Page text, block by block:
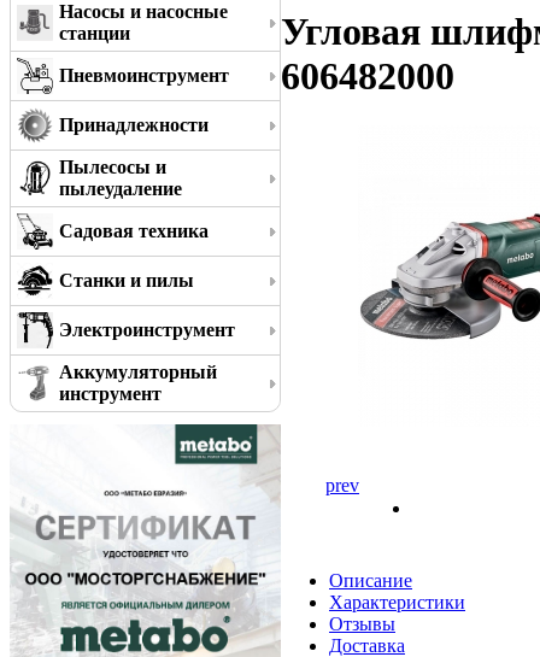
Насосы и насосные
станции
Пневмоинструмент
Принадлежности
Пылесосы и
пылеудаление
Садовая техника
Станки и пилы
Электроинструмент
Аккумуляторный
инструмент
Угловая
606482000
prev
Описание
Характеристики
Отзывы
Доставка